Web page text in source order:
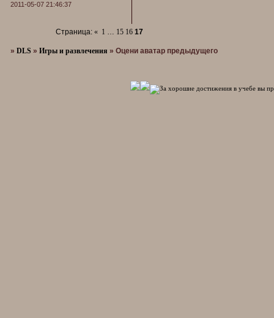
2011-05-07 21:46:37
Страница: « 1 … 15 16 17
»DLS »Игры и развлечения »Оцени аватар предыдущего